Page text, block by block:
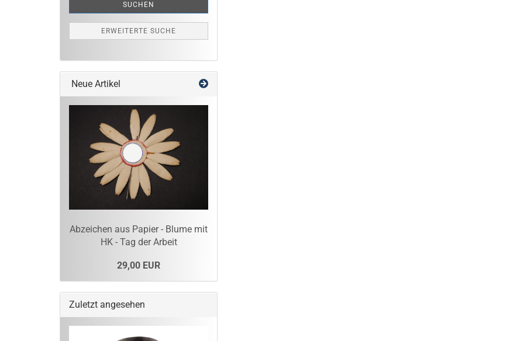
SUCHEN
ERWEITERTE SUCHE
Neue Artikel
Abzeichen aus Papier - Blume mit
HK - Tag der Arbeit
29,00 EUR
Zuletzt angesehen